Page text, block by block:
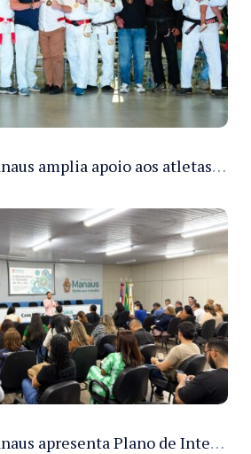
Prefeitura de Manaus amplia apoio aos atletas de 100 para 150 beneficiados a partir do próximo ano
Prefeitura de Manaus apresenta Plano de Integridade da CGM e qualifica servidores para governança e conformidade no biênio 2027-2028